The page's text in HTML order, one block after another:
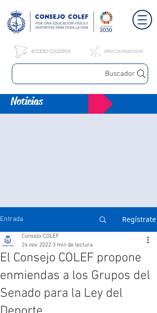
Buscador
Noticias
Entrada Regístrate
El Consejo COLEF propone
enmiendas a los Grupos del
Senado para la Ley del
Consejo COLEF
24 nov 2022 3 min de lectura